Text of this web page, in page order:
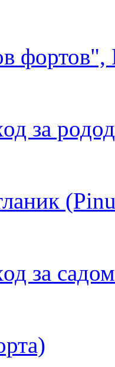
фортов",
за
за садом